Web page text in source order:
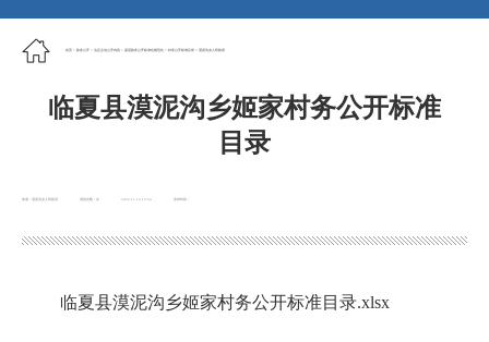
首页 政务公开 法定主动公开内容 基层政务公开标准化规范化 村务公开标准目录 漠泥沟乡人民政府
临夏县漠泥沟乡姬家村务公开标准
目录
来源：漠泥沟乡人民政府 浏览次数： 发布时间：
2022-11-14 15:54
临夏县漠泥沟乡姬家村务公开标准目录.xlsx